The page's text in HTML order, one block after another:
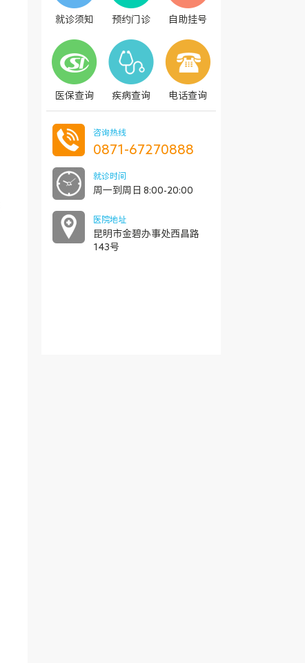
就诊须知 预约门诊 自助挂号
医保查询 疾病查询 电话查询
咨询热线
0871-67270888
就诊时间
周一到周日 8:00-20:00
医院地址
昆明市金碧办事处西昌路
143号